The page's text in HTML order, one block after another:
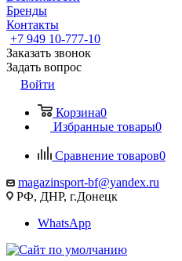
Бренды
Контакты
+7 949 10-777-10
Заказать звонок
Задать вопрос
Войти
Корзина0
Избранные товары0
Сравнение товаров0
magazinsport-bf@yandex.ru
РФ, ДНР, г.Донецк
WhatsApp